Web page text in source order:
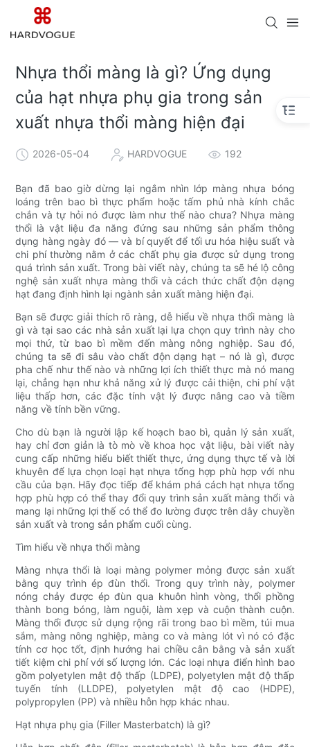
Nhựa thổi màng là gì? Ứng dụng
của hạt nhựa phụ gia trong sản
xuất nhựa thổi màng hiện đại
2026-05-04 HARDVOGUE 192
Bạn đã bao giờ dừng lại ngắm nhìn lớp màng nhựa bóng
loáng trên bao bì thực phẩm hoặc tấm phủ nhà kính chắc
chắn và tự hỏi nó được làm như thế nào chưa? Nhựa màng
thổi là vật liệu đa năng đứng sau những sản phẩm thông
dụng hàng ngày đó — và bí quyết để tối ưu hóa hiệu suất và
chi phí thường nằm ở các chất phụ gia được sử dụng trong
quá trình sản xuất. Trong bài viết này, chúng ta sẽ hé lộ công
nghệ sản xuất nhựa màng thổi và cách thức chất độn dạng
hạt đang định hình lại ngành sản xuất màng hiện đại.
Bạn sẽ được giải thích rõ ràng, dễ hiểu về nhựa thổi màng là
gì và tại sao các nhà sản xuất lại lựa chọn quy trình này cho
mọi thứ, từ bao bì mềm đến màng nông nghiệp. Sau đó,
chúng ta sẽ đi sâu vào chất độn dạng hạt – nó là gì, được
pha chế như thế nào và những lợi ích thiết thực mà nó mang
lại, chẳng hạn như khả năng xử lý được cải thiện, chi phí vật
liệu thấp hơn, các đặc tính vật lý được nâng cao và tiềm
năng về tính bền vững.
Cho dù bạn là người lập kế hoạch bao bì, quản lý sản xuất,
hay chỉ đơn giản là tò mò về khoa học vật liệu, bài viết này
cung cấp những hiểu biết thiết thực, ứng dụng thực tế và lời
khuyên để lựa chọn loại hạt nhựa tổng hợp phù hợp với nhu
cầu của bạn. Hãy đọc tiếp để khám phá cách hạt nhựa tổng
hợp phù hợp có thể thay đổi quy trình sản xuất màng thổi và
mang lại những lợi thế có thể đo lường được trên dây chuyền
sản xuất và trong sản phẩm cuối cùng.
Tìm hiểu về nhựa thổi màng
Màng nhựa thổi là loại màng polymer mỏng được sản xuất
bằng quy trình ép đùn thổi. Trong quy trình này, polymer
nóng chảy được ép đùn qua khuôn hình vòng, thổi phồng
thành bong bóng, làm nguội, làm xẹp và cuộn thành cuộn.
Màng thổi được sử dụng rộng rãi trong bao bì mềm, túi mua
sắm, màng nông nghiệp, màng co và màng lót vì nó có đặc
tính cơ học tốt, định hướng hai chiều cân bằng và sản xuất
tiết kiệm chi phí với số lượng lớn. Các loại nhựa điển hình bao
gồm polyetylen mật độ thấp (LDPE), polyetylen mật độ thấp
tuyến tính (LLDPE), polyetylen mật độ cao (HDPE),
polypropylen (PP) và nhiều hỗn hợp khác nhau.
Hạt nhựa phụ gia (Filler Masterbatch) là gì?